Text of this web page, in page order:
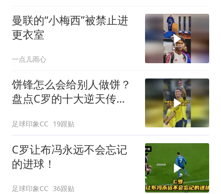
曼联的“小梅西”被禁止进
更衣室
一点儿雨心
饼锋怎么会给别人做饼？
盘点C罗的十大逆天传
足球印象CC 19跟贴
C罗让布冯永远不会忘记
的进球！
足球印象CC 36跟贴